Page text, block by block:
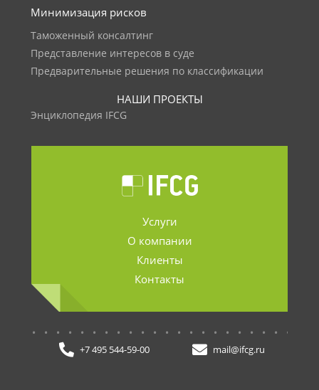
Минимизация рисков
Таможенный консалтинг
Представление интересов в суде
Предварительные решения по классификации
НАШИ ПРОЕКТЫ
Энциклопедия IFCG
Услуги
О компании
Клиенты
Контакты
+7 495 544-59-00 mail@ifcg.ru